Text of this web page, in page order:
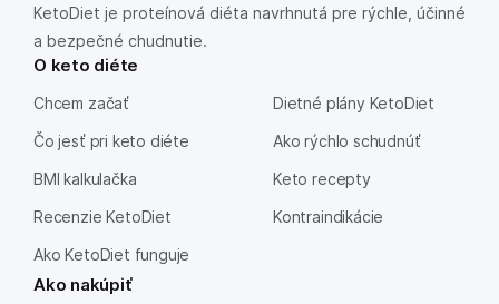
KetoDiet je proteínová diéta navrhnutá pre rýchle, účinné
a bezpečné chudnutie.
O keto diéte
Chcem začať
Čo jesť pri keto diéte
BMI kalkulačka
Recenzie KetoDiet
Ako KetoDiet funguje
Dietné plány KetoDiet
Ako rýchlo schudnúť
Keto recepty
Kontraindikácie
Ako nakúpiť